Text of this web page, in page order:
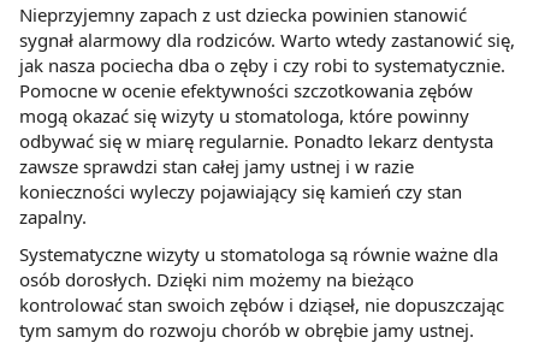
Nieprzyjemny zapach z ust dziecka powinien stanowić
sygnał alarmowy dla rodziców. Warto wtedy zastanowić się,
jak nasza pociecha dba o zęby i czy robi to systematycznie.
Pomocne w ocenie efektywności szczotkowania zębów
mogą okazać się wizyty u stomatologa, które powinny
odbywać się w miarę regularnie. Ponadto lekarz dentysta
zawsze sprawdzi stan całej jamy ustnej i w razie
konieczności wyleczy pojawiający się kamień czy stan
zapalny.
Systematyczne wizyty u stomatologa są równie ważne dla
osób dorosłych. Dzięki nim możemy na bieżąco
kontrolować stan swoich zębów i dziąseł, nie dopuszczając
tym samym do rozwoju chorób w obrębie jamy ustnej.